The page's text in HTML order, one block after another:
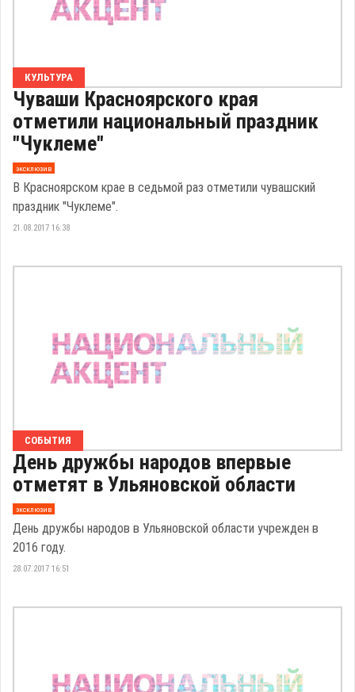
КУЛЬТУРА
Чуваши Красноярского края
отметили национальный праздник
"Чуклеме"
эксклюзив
В Красноярском крае в седьмой раз отметили чувашский
праздник "Чуклеме".
21.08.2017 16:38
СОБЫТИЯ
День дружбы народов впервые
отметят в Ульяновской области
эксклюзив
День дружбы народов в Ульяновской области учрежден в
2016 году.
28.07.2017 16:51